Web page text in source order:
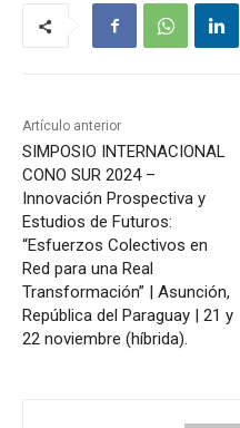
Artículo anterior
SIMPOSIO INTERNACIONAL
CONO SUR 2024 –
Innovación Prospectiva y
Estudios de Futuros:
“Esfuerzos Colectivos en
Red para una Real
Transformación” | Asunción,
República del Paraguay | 21 y
22 noviembre (híbrida).